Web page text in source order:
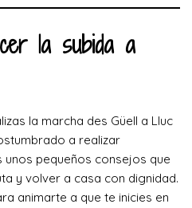
la subida a
la marcha des Güell a Lluc
a realizar
pequeños consejos que
y volver a casa con dignidad.
animarte a que te inicies en